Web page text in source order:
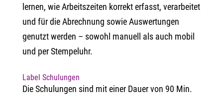
lernen, wie Arbeitszeiten korrekt erfasst, verarbeitet
und für die Abrechnung sowie Auswertungen
genutzt werden – sowohl manuell als auch mobil
und per Stempeluhr.
Label Schulungen
Die Schulungen sind mit einer Dauer von 90 Min.